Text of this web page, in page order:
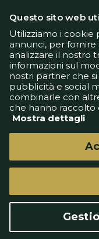
GoldBetlive
Questo sito
giornalistica in
Questo sito web
Utilizziamo i cookie
annunci, per
analizzare il nostro
informazioni sul
nostri partner che
pubblicità e social
combinarle con
che hanno raccolto
Mostra dettagli